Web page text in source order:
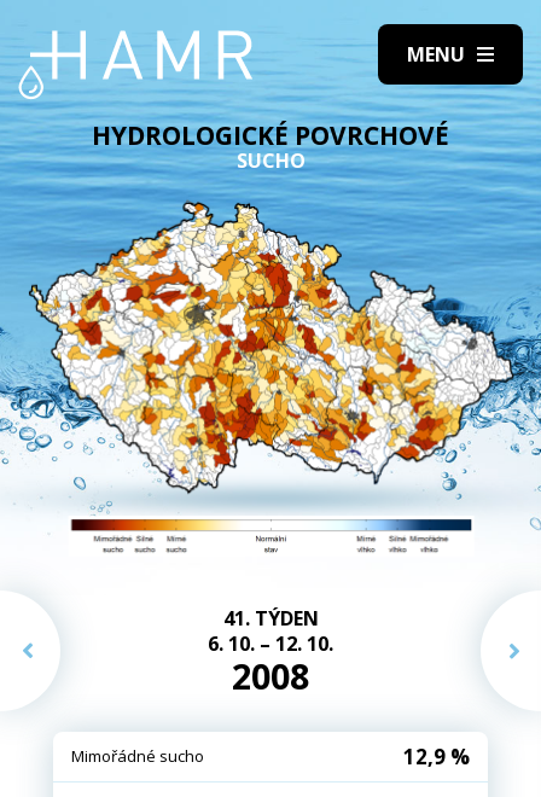
HYDROLOGICKÉ POVRCHOVÉ
SUCHO
41. TÝDEN
6. 10. – 12. 10.
2008
Mimořádné sucho 12,9 %